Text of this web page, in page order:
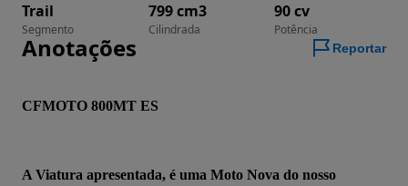
Trail
Segmento
799 cm3
Cilindrada
90 cv
Potência
Anotações Reportar
CFMOTO 800MT ES
A Viatura apresentada, é uma Moto Nova do nosso